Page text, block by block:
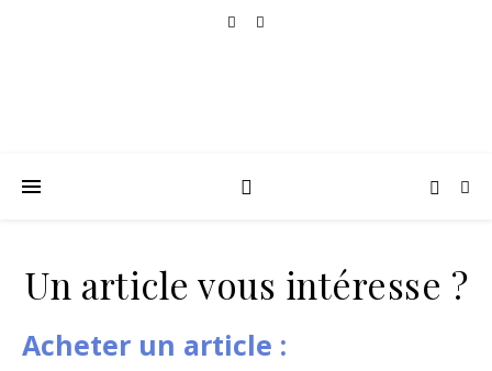
Un article vous intéresse ?
Acheter un article :